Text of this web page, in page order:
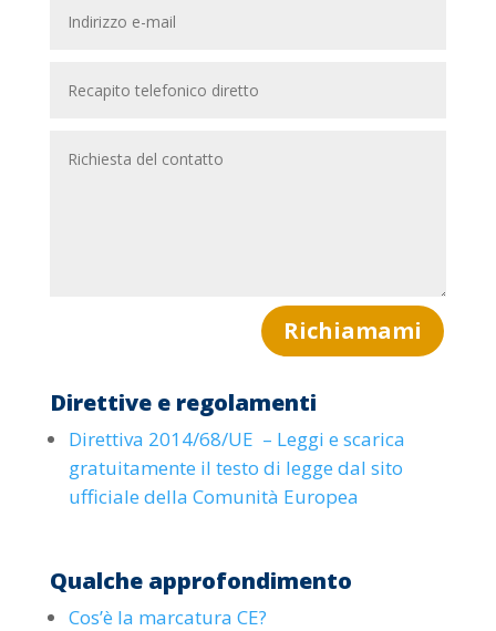
Richiamami
Direttive e regolamenti
Direttiva 2014/68/UE – Leggi e scarica
gratuitamente il testo di legge dal sito
ufficiale della Comunità Europea
Qualche approfondimento
Cos’è la marcatura CE?